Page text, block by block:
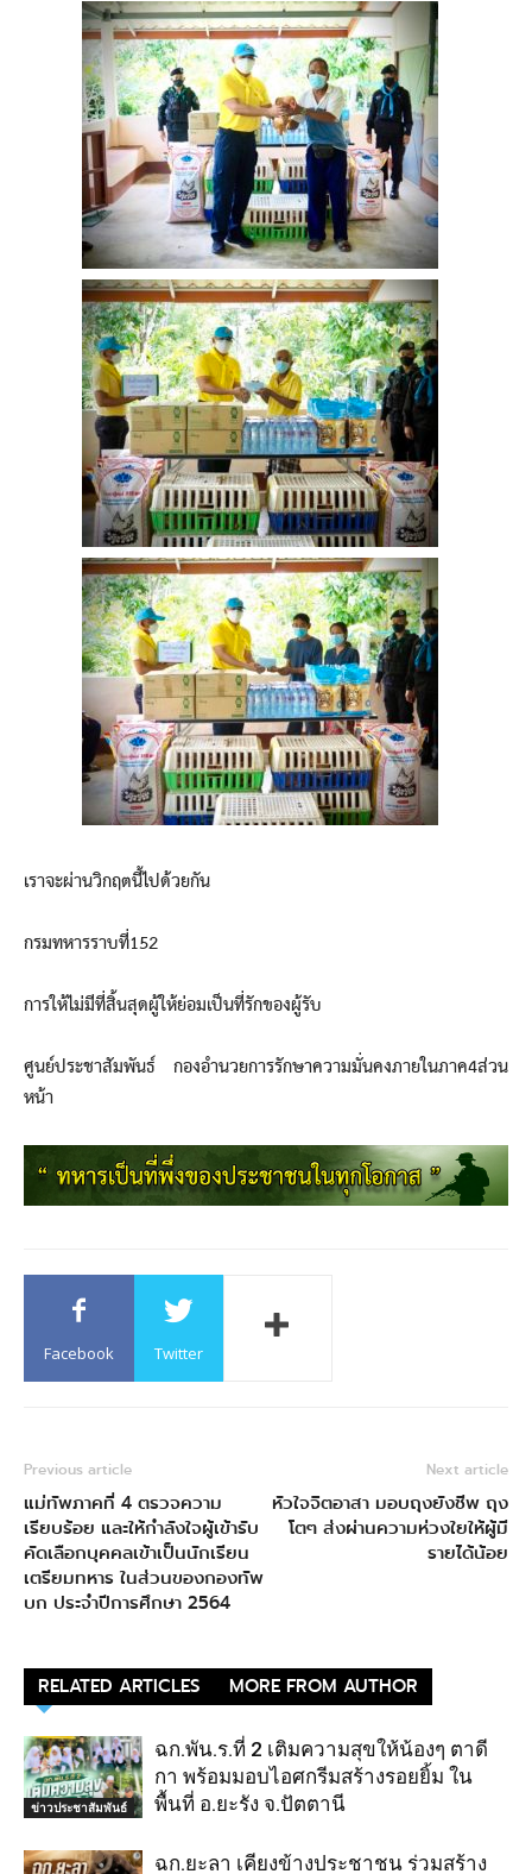
เราจะผ่านวิกฤตนี้ไปด้วยกัน
กรมทหารราบที่152
การให้ไม่มีที่สิ้นสุดผู้ให้ย่อมเป็นที่รักของผู้รับ
ศูนย์ประชาสัมพันธ์ กองอำนวยการรักษาความมั่นคงภายในภาค4ส่วน
หน้า
Facebook Twitter
Previous article
แม่ทัพภาคที่ 4 ตรวจความ
เรียบร้อย และให้กำลังใจผู้เข้ารับ
คัดเลือกบุคคลเข้าเป็นนักเรียน
เตรียมทหาร ในส่วนของกองทัพ
บก ประจำปีการศึกษา 2564
Next article
หัวใจจิตอาสา มอบถุงยังชีพ ถุง
โตๆ ส่งผ่านความห่วงใยให้ผู้มี
รายได้น้อย
RELATED ARTICLES MORE FROM AUTHOR
ข่าวประชาสัมพันธ์
ฉก.พัน.ร.ที่ 2 เติมความสุขให้น้องๆ ตาดี
กา พร้อมมอบไอศกรีมสร้างรอยยิ้ม ใน
พื้นที่ อ.ยะรัง จ.ปัตตานี
ฉก.ยะลา เคียงข้างประชาชน ร่วมสร้าง